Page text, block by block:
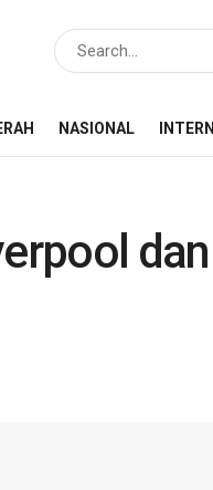
NASIONAL